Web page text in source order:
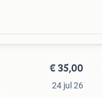
€ 35,00
24 jul 26